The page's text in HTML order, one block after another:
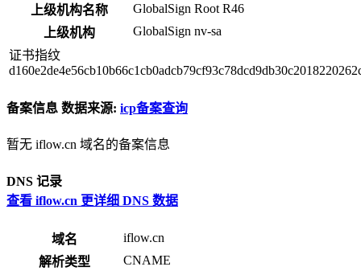
上级机构名称
GlobalSign Root R46
上级机构
GlobalSign nv-sa
证书指纹
备案信息 数据来源: icp备案查询
暂无 iflow.cn 域名的备案信息
DNS 记录
查看 iflow.cn 更详细 DNS 数据
域名
iflow.cn
解析类型
CNAME